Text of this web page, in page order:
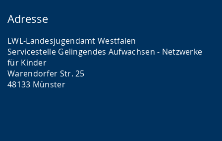
Adresse
LWL-Landesjugendamt Westfalen
Servicestelle Gelingendes Aufwachsen - Netzwerke
für Kinder
Warendorfer Str. 25
48133 Münster